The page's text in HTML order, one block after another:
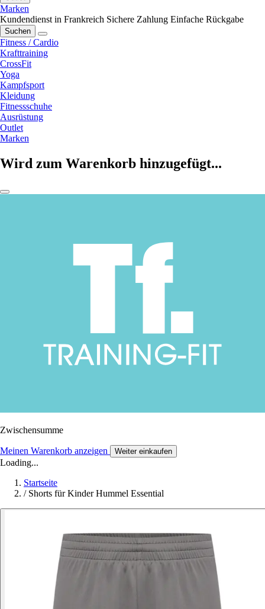
Marken
Kundendienst in Frankreich Sichere Zahlung Einfache Rückgabe
Suchen
Fitness / Cardio
Krafttraining
CrossFit
Yoga
Kampfsport
Kleidung
Fitnessschuhe
Ausrüstung
Outlet
Marken
Wird zum Warenkorb hinzugefügt...
Zwischensumme
Meinen Warenkorb anzeigen Weiter einkaufen
Loading...
Startseite
/ Shorts für Kinder Hummel Essential